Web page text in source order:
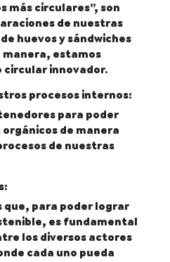
más circulares”, son
de nuestras
huevos y sándwiches
manera, estamos
circular innovador.
procesos internos:
para poder
de manera
de nuestras
que, para poder lograr
es fundamental
los diversos actores
cada uno pueda